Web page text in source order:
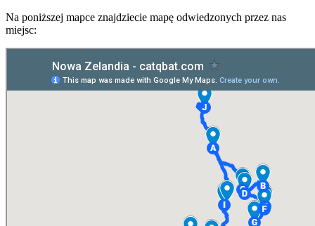
Na poniższej mapce znajdziecie mapę odwiedzonych przez nas
miejsc: